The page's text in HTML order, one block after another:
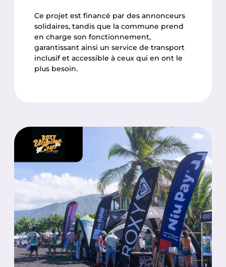
Ce projet est financé par des annonceurs
solidaires, tandis que la commune prend
en charge son fonctionnement,
garantissant ainsi un service de transport
inclusif et accessible à ceux qui en ont le
plus besoin.